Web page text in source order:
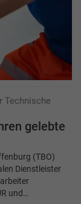
Technische
gelebte
(TBO)
Dienstleister
und…